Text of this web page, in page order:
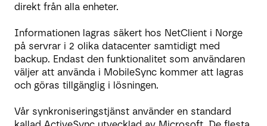
direkt från alla enheter.
Informationen lagras säkert hos NetClient i Norge
på servrar i 2 olika datacenter samtidigt med
backup. Endast den funktionalitet som användaren
väljer att använda i MobileSync kommer att lagras
och göras tillgänglig i lösningen.
Vår synkroniseringstjänst använder en standard